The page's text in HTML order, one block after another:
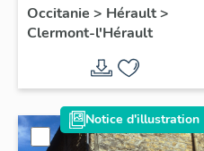
de Pradines, construction
en basalte, encadrement
de baies en grès.
Occitanie > Hérault>
Clermont-l'Hérault
Notice d'illustration